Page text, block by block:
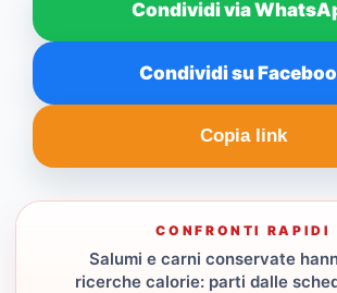
Condividi via
Condividi su
Copia link
CONFRONTI RAPIDI
Salumi e carni conservate
ricerche calorie: parti dalle